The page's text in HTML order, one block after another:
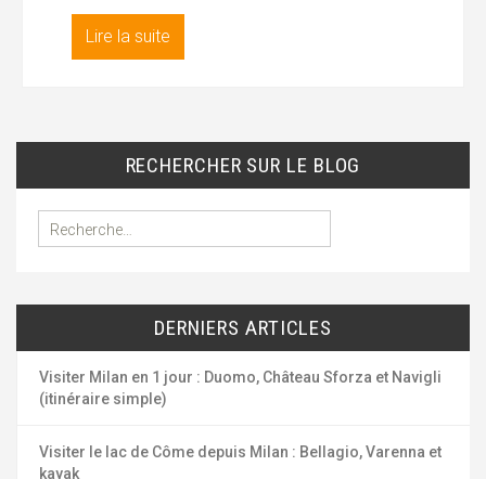
Lire la suite
RECHERCHER SUR LE BLOG
e
e
c
h
e
:
DERNIERS ARTICLES
Visiter Milan en 1 jour : Duomo, Château Sforza et Navigli
(itinéraire simple)
Visiter le lac de Côme depuis Milan : Bellagio, Varenna et
kayak